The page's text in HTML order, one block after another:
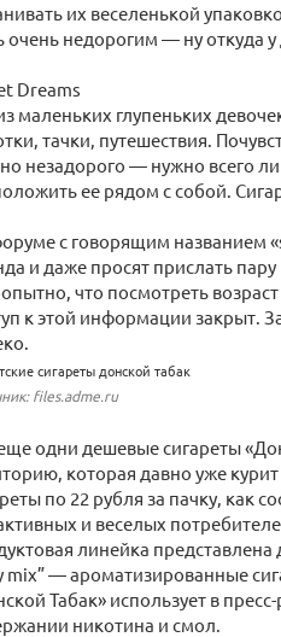
их веселенькой
очень недорогим — ну откуда у
Dreams
маленьких глупеньких
тачки, путешествия.
незадорого — нужно всего
ее рядом с собой.
с говорящим названием
и даже просят прислать пару
что посмотреть
к этой информации закрыт.
files.adme.ru
одни дешевые сигареты
которая давно уже
по 22 рубля за пачку, как
и веселых
линейка
mix” — ароматизированные
Табак» использует в
никотина и смол.